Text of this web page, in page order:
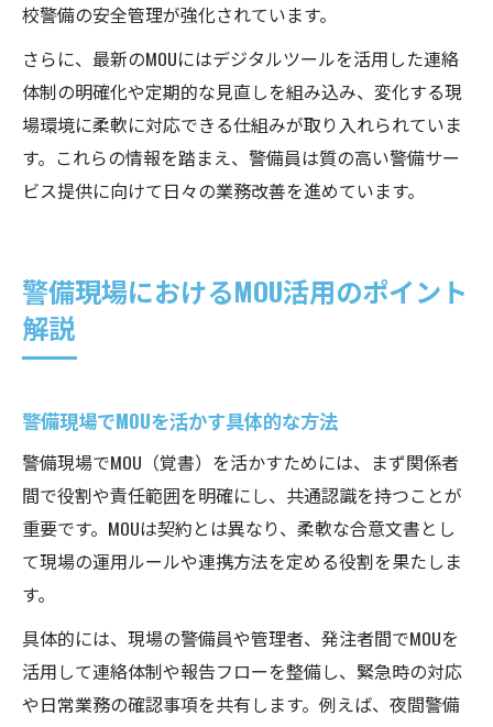
校警備の安全管理が強化されています。
さらに、最新のMOUにはデジタルツールを活用した連絡
体制の明確化や定期的な見直しを組み込み、変化する現
場環境に柔軟に対応できる仕組みが取り入れられていま
す。これらの情報を踏まえ、警備員は質の高い警備サー
ビス提供に向けて日々の業務改善を進めています。
警備現場におけるMOU活用のポイント
解説
警備現場でMOUを活かす具体的な方法
警備現場でMOU（覚書）を活かすためには、まず関係者
間で役割や責任範囲を明確にし、共通認識を持つことが
重要です。MOUは契約とは異なり、柔軟な合意文書とし
て現場の運用ルールや連携方法を定める役割を果たしま
す。
具体的には、現場の警備員や管理者、発注者間でMOUを
活用して連絡体制や報告フローを整備し、緊急時の対応
や日常業務の確認事項を共有します。例えば、夜間警備